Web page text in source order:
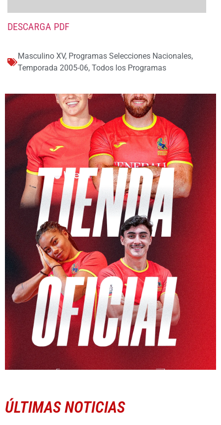
DESCARGA PDF
Masculino XV, Programas Selecciones Nacionales,
Temporada 2005-06, Todos los Programas
ÚLTIMAS NOTICIAS